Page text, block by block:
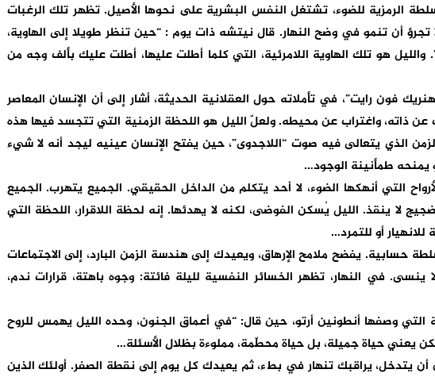
الرمزية للضوء، تشتغل النفس البشرية على نحوها الأصيل. تظهر تلك الرغبات
لا تجرؤ أن تنمو في وضح النهار. قال نيتشه ذات يوم : “حين تنظر طويلا إلى الهاوية،
والليل هو تلك الهاوية اللامرئية، التي كلما أطلت عليها، أطلت عليك بألف وجه من
فون رايت”، في تأملاته حول العقلانية الحديثة، أشار إلى أن الإنسان المعاصر
عن ذاته، واغتراب عن محيطه. ولعلّ الليل هو اللحظة الزمنية التي تتجسد فيها هذه
الذي يتعالى فيه صوت “اللاجدوى”، حين يفتح الإنسان عينيه ليجد أنه لا شيء
يمنحه طمأنينة الوجود…
التي أنهكها الضوء، لا أحد يتكلم من الداخل الحقيقي. الجميع يتهرب. الجميع
لا ينقذ. الليل يُسكن الفوضى، لكنه لا يهدئها. إنه لحظة اللاقرار، اللحظة التي
أو للتمرد…
حسابية. يفضح ملامح الإرهاق، ويعيدك إلى هندسة الزمن البارد، إلى الاجتماعات
ينسى. في النهار، تظهر الخسائر النفسية لليلة فائتة: وجوه باهتة، قرارات ندم،
التي وصفها أنطونين أرتو، حين قال: “في أعماق الجنون، وحده الليل يهمس للروح
يعني حياة جميلة، بل حياة محطّمة، مملوءة بظلال الأسئلة…
أن يتدخل، يراقبك تنهار في بطء، ثم يعيدك كل يوم إلى نقطة الصفر. أولئك الذين